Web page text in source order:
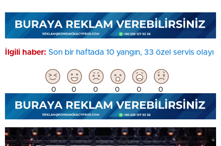
İlgili haber: Son bir haftada 10 yangın, 33 özel servis olayı
0 0 0 0 0 0